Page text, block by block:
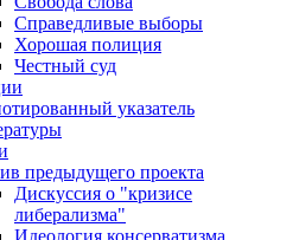
Справедливые выборы
Хорошая полиция
Честный суд
указатель
предыдущего проекта
Дискуссия о "кризисе
либерализма"
Идеология консерватизма